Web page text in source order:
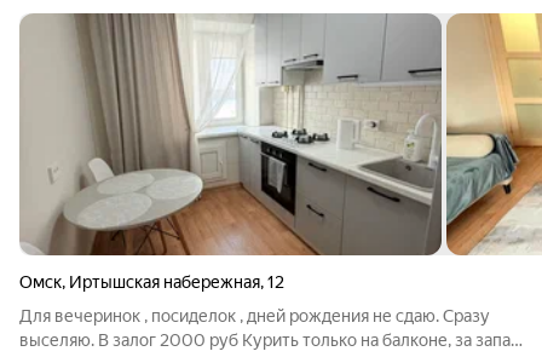
Омск, Иртышская набережная,12
Для вечеринок , посиделок , дней рождения не сдаю. Сразу
выселяю. В залог 2000 руб Курить только на балконе, за запах